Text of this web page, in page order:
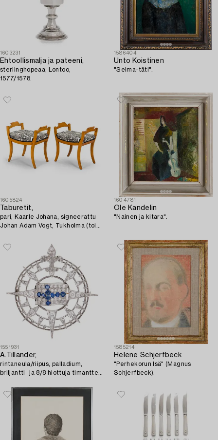
1603231
Ehtoollismalja ja pateeni,
sterlinghopeaa, Lontoo,
1577/1578.
1586404
Unto Koistinen
"Selma-täti".
1605824
Taburetit,
pari, Kaarle Johana, signeerattu
Johan Adam Vogt, Tukholma (toimi
1604781
Ole Kandelin
"Nainen ja kitara".
1551931
A.Tillander,
rintaneula/riipus, palladium,
briljantti- ja 8/8 hiottuja timantteja
1585214
Helene Schjerfbeck
"Perhekorun Isä" (Magnus
Schjerfbeck).